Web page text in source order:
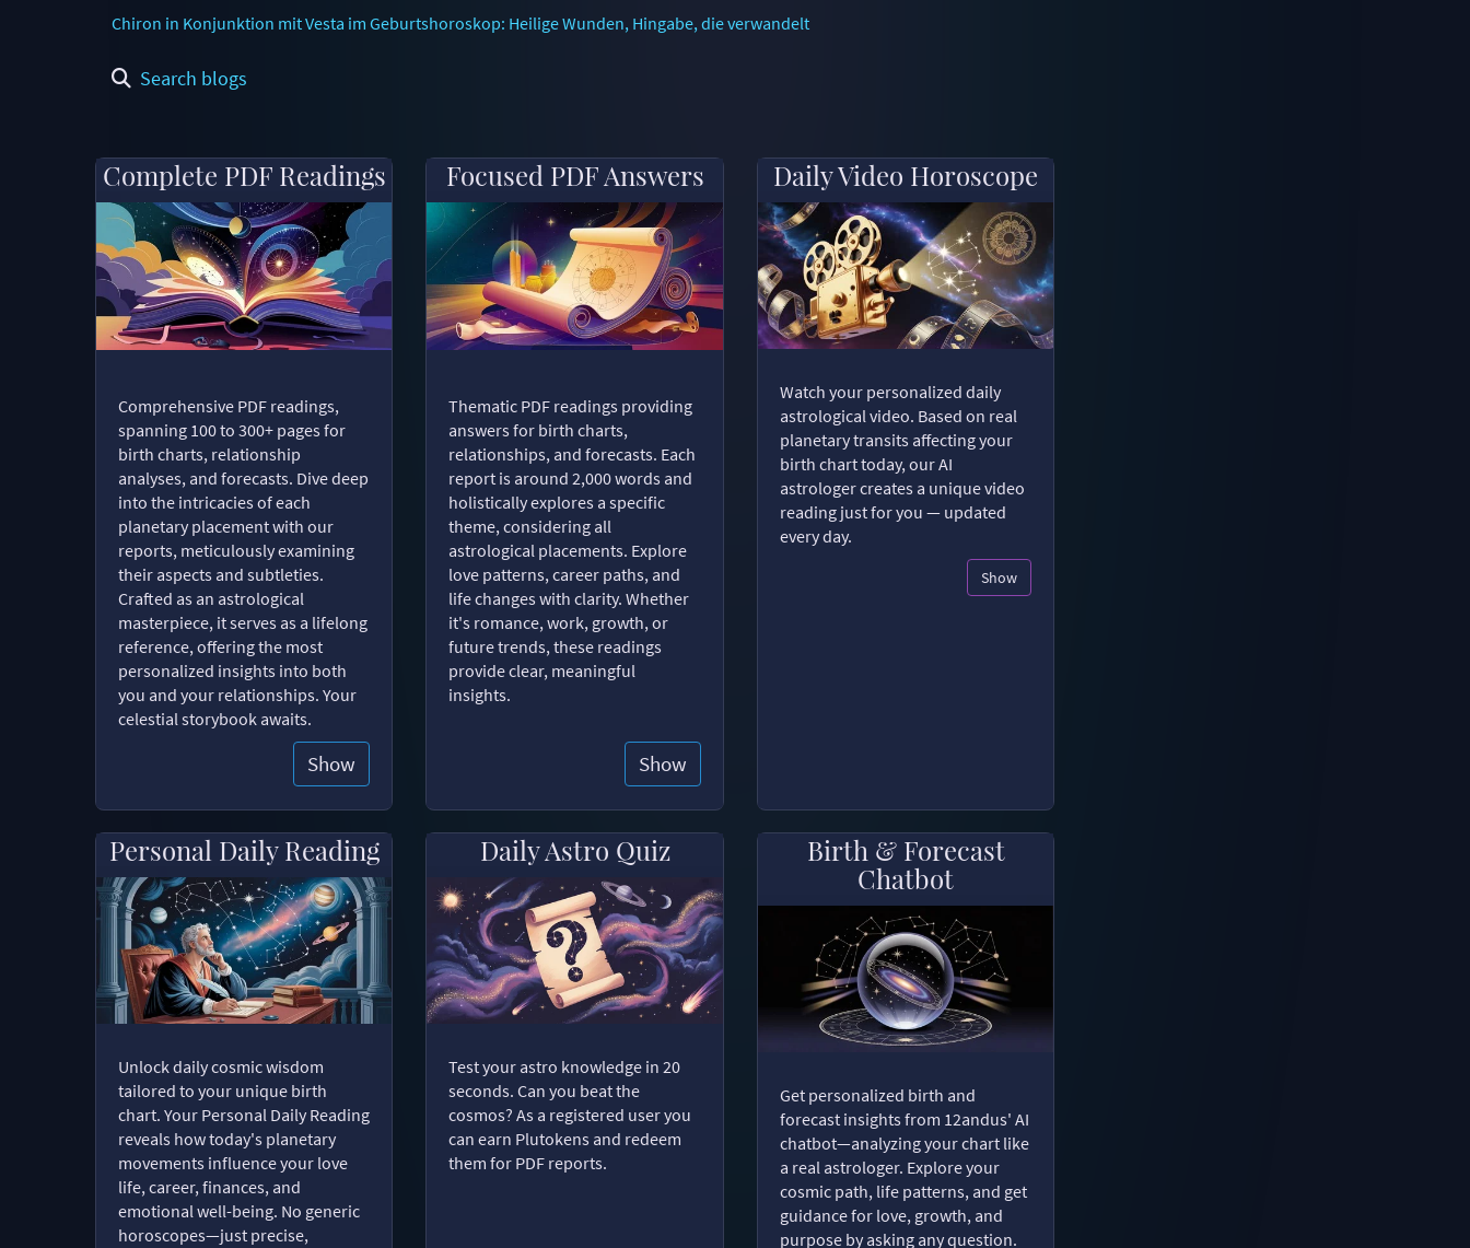
Chiron in Konjunktion mit Vesta im Geburtshoroskop: Heilige Wunden, Hingabe, die verwandelt
Search blogs
Complete PDF Readings
Comprehensive PDF readings,
spanning 100 to 300+ pages for
birth charts, relationship
analyses, and forecasts. Dive deep
into the intricacies of each
planetary placement with our
reports, meticulously examining
their aspects and subtleties.
Crafted as an astrological
masterpiece, it serves as a lifelong
reference, offering the most
personalized insights into both
you and your relationships. Your
celestial storybook awaits.
Show
Focused PDF Answers
Thematic PDF readings providing
answers for birth charts,
relationships, and forecasts. Each
report is around 2,000 words and
holistically explores a specific
theme, considering all
astrological placements. Explore
love patterns, career paths, and
life changes with clarity. Whether
it's romance, work, growth, or
future trends, these readings
provide clear, meaningful
insights.
Show
Daily Video Horoscope
Watch your personalized daily
astrological video. Based on real
planetary transits affecting your
birth chart today, our AI
astrologer creates a unique video
reading just for you — updated
every day.
Show
Personal Daily Reading
Unlock daily cosmic wisdom
tailored to your unique birth
chart. Your Personal Daily Reading
reveals how today's planetary
movements influence your love
life, career, finances, and
emotional well-being. No generic
horoscopes—just precise,
Daily Astro Quiz
Test your astro knowledge in 20
seconds. Can you beat the
cosmos? As a registered user you
can earn Plutokens and redeem
them for PDF reports.
Birth & Forecast
Chatbot
Get personalized birth and
forecast insights from 12andus' AI
chatbot—analyzing your chart like
a real astrologer. Explore your
cosmic path, life patterns, and get
guidance for love, growth, and
purpose by asking any question.